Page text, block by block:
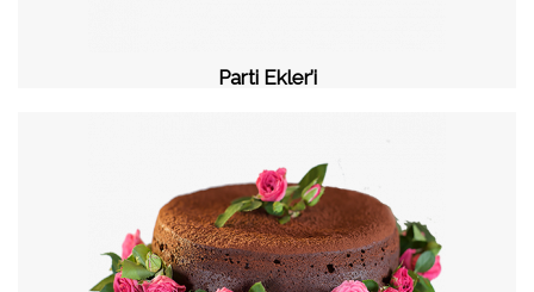
Parti Ekler’i